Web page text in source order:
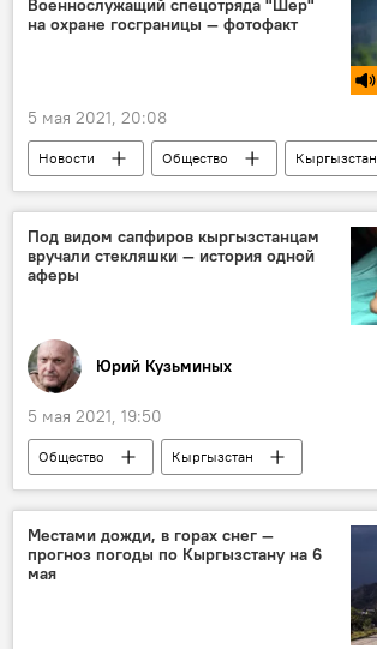
онлайн
проект
Военнослужащий спецотряда "Шер"
на охране госграницы — фотофакт
5 мая 2021, 20:08
Новости Общество
Кыргызстан
Конфликт на границе с Таджикистаном
военнослужащие
оборона
Баткен
конфликт
Под видом сапфиров кыргызстанцам
вручали стекляшки — история одной
аферы
Юрий Кузьминых
5 мая 2021, 19:50
Общество
Кыргызстан
Колумнисты
мошенники
финансовая пирамида
потерпевшие
сапфир
Местами дожди, в горах снег —
прогноз погоды по Кыргызстану на 6
мая